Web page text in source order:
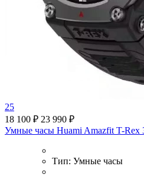
25
18 100 ₽ 23 990 ₽
Умные часы Huami Amazfit T-Rex
Тип: Умные часы